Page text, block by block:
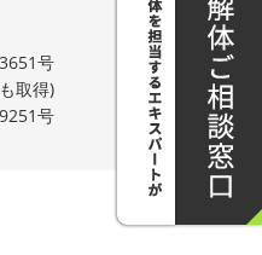
号
取得)
号